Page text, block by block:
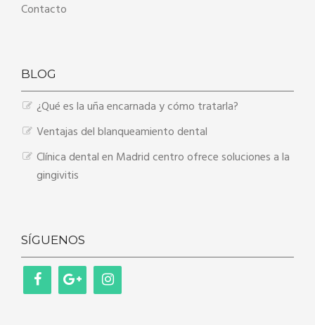
Contacto
BLOG
¿Qué es la uña encarnada y cómo tratarla?
Ventajas del blanqueamiento dental
Clínica dental en Madrid centro ofrece soluciones a la
gingivitis
SÍGUENOS